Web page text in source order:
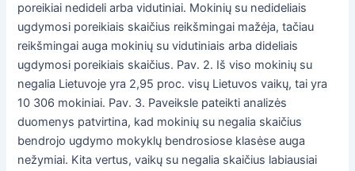
poreikiai nedideli arba vidutiniai. Mokinių su nedideliais
ugdymosi poreikiais skaičius reikšmingai mažėja, tačiau
reikšmingai auga mokinių su vidutiniais arba dideliais
ugdymosi poreikiais skaičius. Pav. 2. Iš viso mokinių su
negalia Lietuvoje yra 2,95 proc. visų Lietuvos vaikų, tai yra
10 306 mokiniai. Pav. 3. Paveiksle pateikti analizės
duomenys patvirtina, kad mokinių su negalia skaičius
bendrojo ugdymo mokyklų bendrosiose klasėse auga
nežymiai. Kita vertus, vaikų su negalia skaičius labiausiai